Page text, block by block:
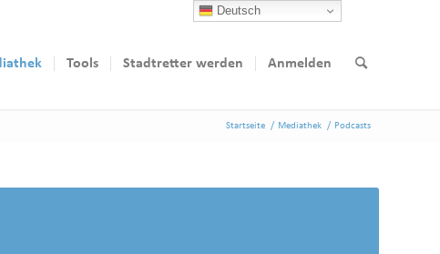
Tools Stadtretter werden Anmelden
Startseite / Mediathek / Podcasts
Deutsch